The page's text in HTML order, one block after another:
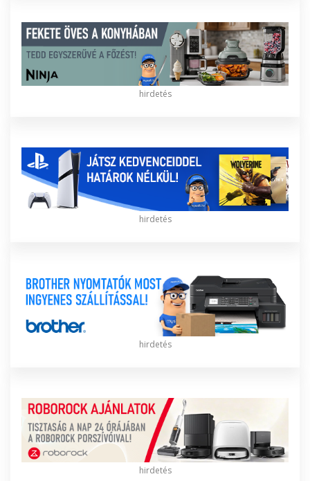
hirdetés
hirdetés
hirdetés
hirdetés